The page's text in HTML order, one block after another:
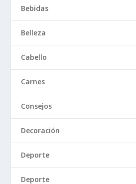
Bebidas
Belleza
Cabello
Carnes
Consejos
Decoración
Deporte
Deporte